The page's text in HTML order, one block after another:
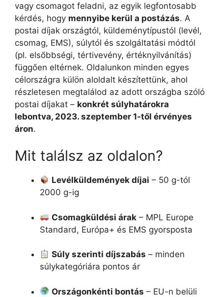
vagy csomagot feladni, az egyik legfontosabb
kérdés, hogy mennyibe kerül a postázás. A
postai díjak országtól, küldeménytípustól (levél,
csomag, EMS), súlytól és szolgáltatási módtól
(pl. elsőbbségi, tértivevény, értéknyilvánítás)
függően eltérnek. Oldalunkon minden egyes
célországra külön aloldalt készítettünk, ahol
részletesen megtalálod az adott országba szóló
postai díjakat – konkrét súlyhatárokra
lebontva, 2023. szeptember 1-től érvényes
áron.
Mit találsz az oldalon?
Levélküldemények díjai – 50 g-tól
2000 g-ig
Csomagküldési árak – MPL Europe
Standard, Európa+ és EMS gyorsposta
Súly szerinti díjszabás – minden
súlykategóriára pontos ár
Országonkénti bontás – EU-n belüli